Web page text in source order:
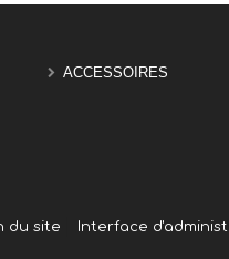
ACCESSOIRES
du site Interface